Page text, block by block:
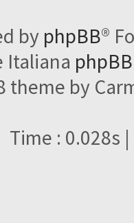
by phpBB®
Italiana
theme by
Time : 0.028s